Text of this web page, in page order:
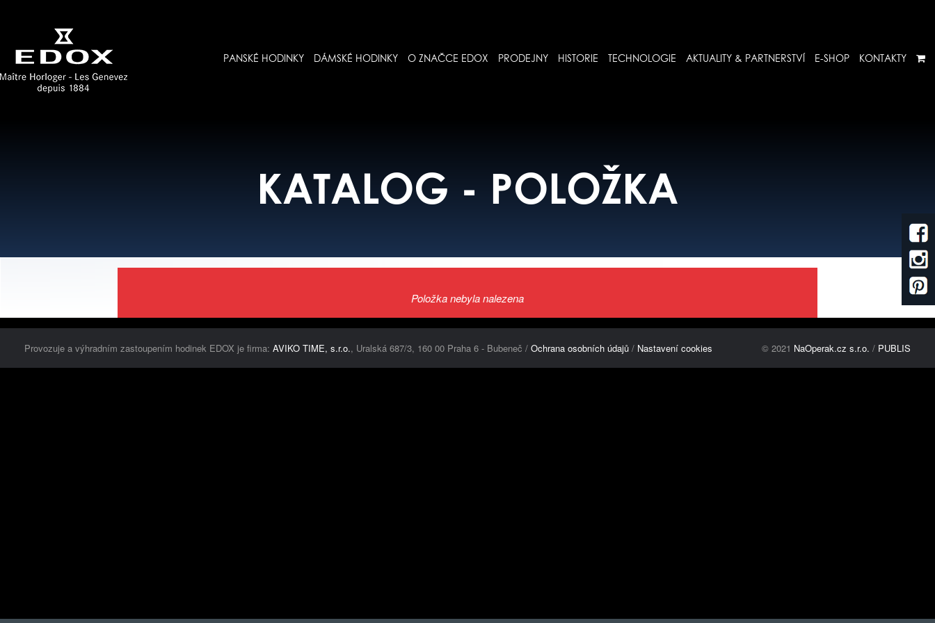
PANSKÉ HODINKY DÁMSKÉ HODINKY O ZNAČCE EDOX PRODEJNY HISTORIE TECHNOLOGIE AKTUALITY & PARTNERSTVÍ E-SHOP KONTAKTY
KATALOG - POLOŽKA
Položka nebyla nalezena
Provozuje a výhradním zastoupením hodinek EDOX je firma:AVIKO TIME, s.r.o., Uralská 687/3, 160 00 Praha 6 - Bubeneč /Ochrana osobních údajů / Nastavení cookies © 2021 NaOperak.cz s.r.o. / PUBLIS